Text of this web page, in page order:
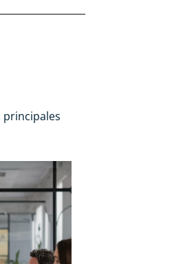
principales